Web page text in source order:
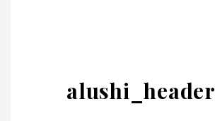
alushi_header